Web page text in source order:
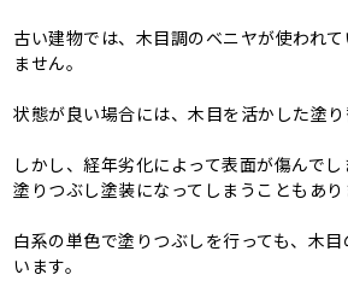
古い建物では、木目調のベニヤが使われ
ません。
状態が良い場合には、木目を活かした塗り
しかし、経年劣化によって表面が傷んでし
塗りつぶし塗装になってしまうこともあり
白系の単色で塗りつぶしを行っても、木
います。